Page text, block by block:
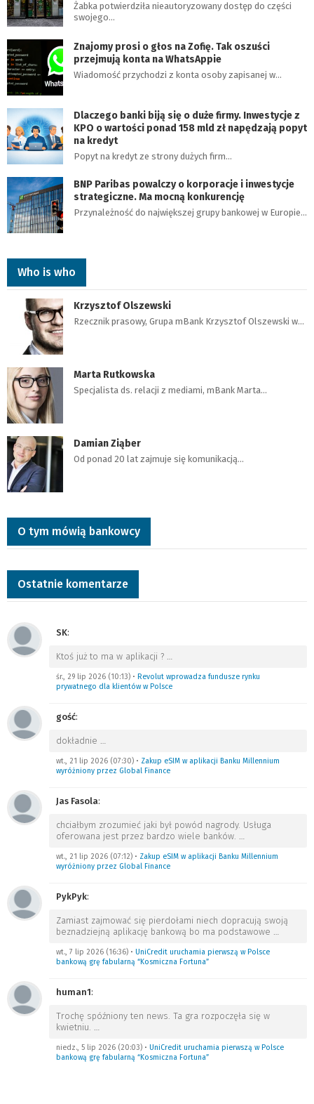
Żabka potwierdziła nieautoryzowany dostęp do części
swojego…
Znajomy prosi o głos na Zofię. Tak oszuści
przejmują konta na WhatsAppie
Wiadomość przychodzi z konta osoby zapisanej w…
Dlaczego banki biją się o duże firmy. Inwestycje z
KPO o wartości ponad 158 mld zł napędzają popyt
na kredyt
Popyt na kredyt ze strony dużych firm…
BNP Paribas powalczy o korporacje i inwestycje
strategiczne. Ma mocną konkurencję
Przynależność do największej grupy bankowej w Europie…
Who is who
Krzysztof Olszewski
Rzecznik prasowy, Grupa mBank Krzysztof Olszewski w…
Marta Rutkowska
Specjalista ds. relacji z mediami, mBank Marta…
Damian Ziąber
Od ponad 20 lat zajmuje się komunikacją…
O tym mówią bankowcy
Ostatnie komentarze
SK:
Ktoś już to ma w aplikacji ? …
śr., 29 lip 2026 (10:13) • Revolut wprowadza fundusze rynku
prywatnego dla klientów w Polsce
gość:
dokładnie …
wt., 21 lip 2026 (07:30) • Zakup eSIM w aplikacji Banku Millennium
wyróżniony przez Global Finance
Jas Fasola:
chciałbym zrozumieć jaki był powód nagrody. Usługa
oferowana jest przez bardzo wiele banków. …
wt., 21 lip 2026 (07:12) • Zakup eSIM w aplikacji Banku Millennium
wyróżniony przez Global Finance
PykPyk:
Zamiast zajmować się pierdołami niech dopracują swoją
beznadziejną aplikację bankową bo ma podstawowe …
wt., 7 lip 2026 (16:36) • UniCredit uruchamia pierwszą w Polsce
bankową grę fabularną “Kosmiczna Fortuna”
human1:
Trochę spóźniony ten news. Ta gra rozpoczęła się w
kwietniu. …
niedz., 5 lip 2026 (20:03) • UniCredit uruchamia pierwszą w Polsce
bankową grę fabularną “Kosmiczna Fortuna”